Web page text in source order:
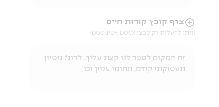
הניווט לאחר העלאת הקובץ באמצעות מקש ה-TAB
צרף קובץ קורות חיים
(ניתן להעלות רק קבצי DOC ,PDF, DOCX)